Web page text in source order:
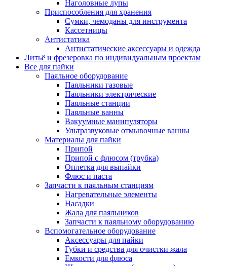
Наголовные лупы
Приспособления для хранения
Сумки, чемоданы для инструмента
Кассетницы
Антистатика
Антистатические аксессуары и одежда
Литьё и фрезеровка по индивидуальным проектам
Все для пайки
Паяльное оборудование
Паяльники газовые
Паяльники электрические
Паяльные станции
Паяльные ванны
Вакуумные манипуляторы
Ультразвуковые отмывочные ванны
Материалы для пайки
Припой
Припой с флюсом (трубка)
Оплетка для выпайки
Флюс и паста
Запчасти к паяльным станциям
Нагревательные элементы
Насадки
Жала для паяльников
Запчасти к паяльному оборудованию
Вспомогательное оборудование
Аксессуары для пайки
Губки и средства для очистки жала
Емкости для флюса